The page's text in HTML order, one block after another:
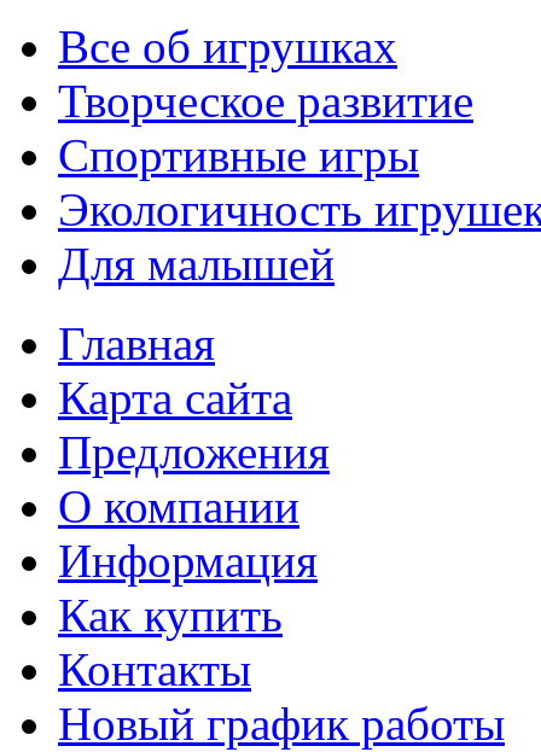
Все об игрушках
Творческое развитие
Спортивные игры
Экологичность
Для малышей
Главная
Карта сайта
Предложения
О компании
Информация
Как купить
Контакты
Новый график работы